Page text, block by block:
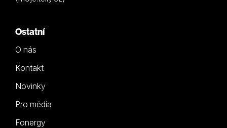
Ostatní
O nás
Kontakt
Novinky
Pro média
Fonergy